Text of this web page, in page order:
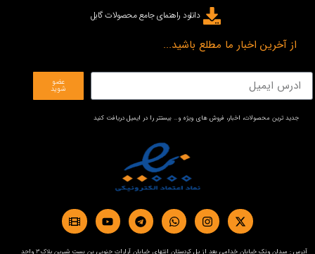
دانلود راهنمای جامع محصولات گابل
از آخرین اخبار ما مطلع باشید...
عضو
شوید
جدید ترین محصولات، اخبار، فروش های ویژه و… بیستتر را در ایمیل دریافت کنید